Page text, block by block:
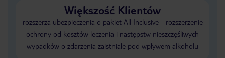
Większość Klientów
rozszerza ubezpieczenia o pakiet All Inclusive - rozszerzenie
ochrony od kosztów leczenia i następstw nieszczęśliwych
wypadków o zdarzenia zaistniałe pod wpływem alkoholu